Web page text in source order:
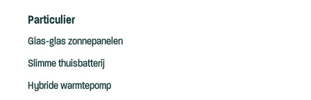
Particulier
Glas-glas zonnepanelen
Slimme thuisbatterij
Hybride warmtepomp